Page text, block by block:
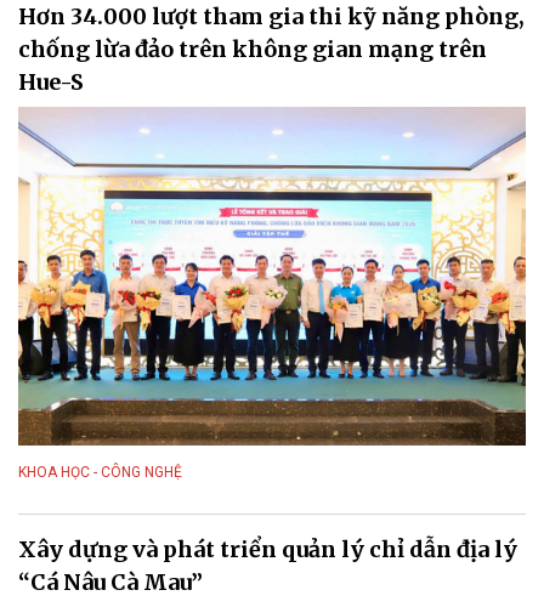
Hơn 34.000 lượt tham gia thi kỹ năng phòng,
chống lừa đảo trên không gian mạng trên
Hue-S
KHOA HỌC - CÔNG NGHỆ
Xây dựng và phát triển quản lý chỉ dẫn địa lý
“Cá Nâu Cà Mau”